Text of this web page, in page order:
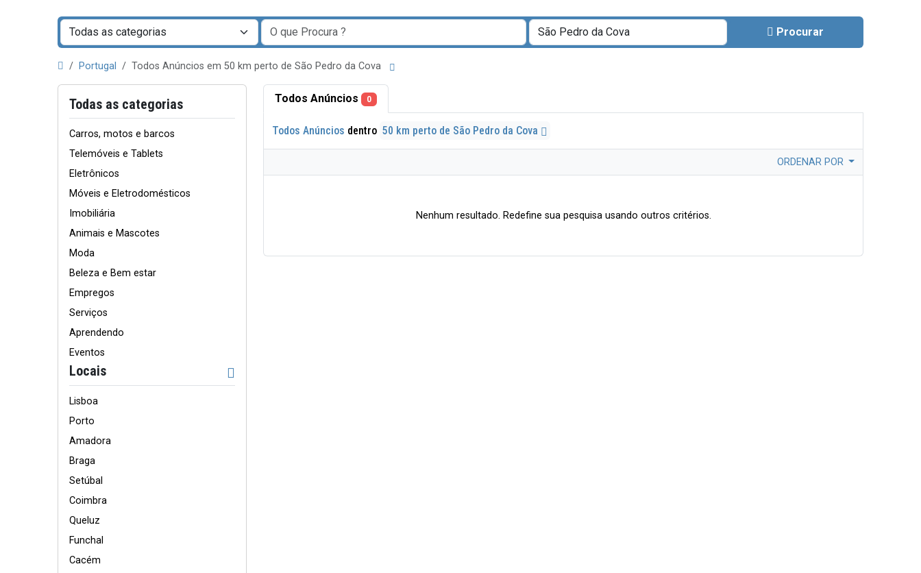
Procurar
Portugal Todos Anúncios em 50 km perto de São Pedro da Cova
Todas as categorias
Carros, motos e barcos
Telemóveis e Tablets
Eletrônicos
Móveis e Eletrodomésticos
Imobiliária
Animais e Mascotes
Moda
Beleza e Bem estar
Empregos
Serviços
Aprendendo
Eventos
Locais
Lisboa
Porto
Amadora
Braga
Setúbal
Coimbra
Queluz
Funchal
Cacém
Todos Anúncios 0
Todos Anúncios dentro 50 km perto de São Pedro da Cova
ORDENAR POR
Nenhum resultado. Redefine sua pesquisa usando outros critérios.